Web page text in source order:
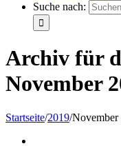
Suche nach:
Archiv für
November
Startseite/2019/November